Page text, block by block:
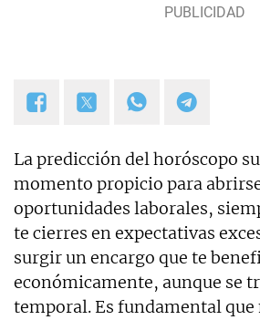
La predicción del horóscopo
momento propicio para
oportunidades laborales,
te cierres en expectativas
surgir un encargo que te
económicamente, aunque se
temporal. Es fundamental